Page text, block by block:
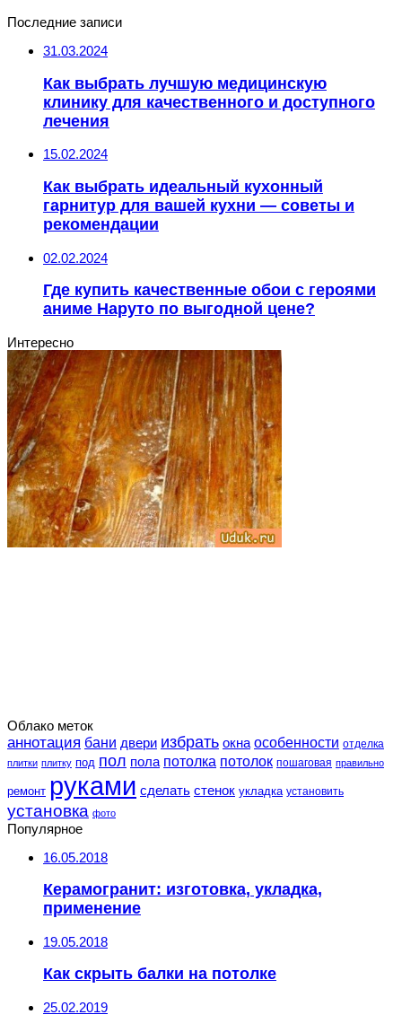
Последние записи
31.03.2024
Как выбрать лучшую медицинскую
клинику для качественного и доступного
лечения
15.02.2024
Как выбрать идеальный кухонный
гарнитур для вашей кухни — советы и
рекомендации
02.02.2024
Где купить качественные обои с героями
аниме Наруто по выгодной цене?
Интересно
Облако меток
аннотация бани двери избрать окна особенности отделка
плитки плитку под пол пола потолка потолок пошаговая правильно
ремонт руками сделать стенок укладка установить
установка фото
Популярное
16.05.2018
Керамогранит: изготовка, укладка,
применение
19.05.2018
Как скрыть балки на потолке
25.02.2019